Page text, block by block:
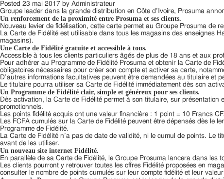
Posted 23 mai 2017 by Administrateur
Groupe leader dans la grande distribution en Côte d’Ivoire, Prosuma
Un renforcement de la proximité entre Prosuma et ses clients.
Nouveau levier de fidélisation, cette carte permet au Groupe Prosuma de
La Carte de Fidélité est utilisable dans tous les magasins des enseignes
magasins).
Une Carte de Fidélité gratuite et accessible à tous.
Accessible à tous les clients particuliers âgés de plus de 18 ans et aux
Pour adhérer au Programme de Fidélité Prosuma et obtenir la Carte de
obligatoires nécessaires pour créer son compte et activer sa carte,
D’autres informations facultatives peuvent être demandées au titulaire et
Le titulaire pourra utiliser sa Carte de Fidélité immédiatement dès son
Un Programme de Fidélité clair, simple et généreux pour ses clients.
Dès activation, la Carte de Fidélité permet à son titulaire, sur
promotionnels.
Les points fidélité acquis ont une valeur financière : 1 point = 10 Francs
Les FCFA cumulés sur la Carte de Fidélité peuvent être dépensés dès le
Programme de Fidélité.
La Carte de Fidélité n’a pas de date de validité, ni le cumul de points. Le
avant de les utiliser.
Un nouveau site internet Fidélité.
En parallèle de sa Carte de Fidélité, le Groupe Prosuma lancera dans
Les clients pourront y retrouver toutes les offres Fidélité proposées en
consulter le nombre de points cumulés sur leur compte fidélité et leur